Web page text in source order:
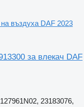
въздуха DAF 2023
за влекач DAF
23183076,